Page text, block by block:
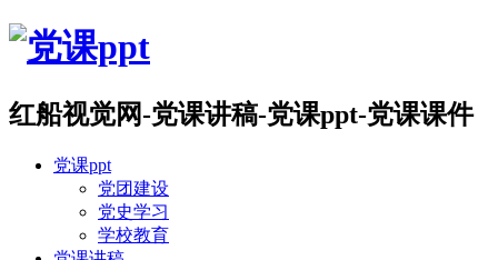
红船视觉网-党课讲稿-党课ppt-党课课件
党课ppt
党团建设
党史学习
学校教育